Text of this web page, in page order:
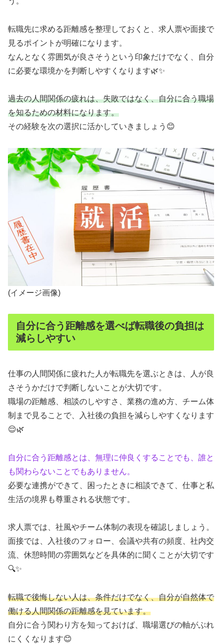
転職先に求める距離感を整理しておくと、求人票や面接で
見るポイントが明確になります。
なんとなく雰囲気が良さそうという印象だけでなく、自分
に必要な環境かを判断しやすくなります🌿✨
過去の人間関係の疲れは、失敗ではなく、自分に合う職場
を知るための材料になります。
その経験を次の選択に活かしていきましょう😊
(イメージ画像)
自分に合う距離感を選べば転職後の負担は
減らしやすい
仕事の人間関係に疲れた人が転職先を選ぶときは、人が良
さそうかだけで判断しないことが大切です。
職場の距離感、相談のしやすさ、業務の進め方、チーム体
制まで見ることで、入社後の負担を減らしやすくなります
😌🌿
自分に合う距離感とは、無理に仲良くすることでも、誰と
も関わらないことでもありません。
必要な連携ができて、困ったときに相談できて、仕事と私
生活の境界も尊重される状態です。
求人票では、社風やチーム体制の表現を確認しましょう。
面接では、入社後のフォロー、会議や共有の頻度、社内交
流、休憩時間の雰囲気などを具体的に聞くことが大切です
🔍✨
転職で後悔しない人は、条件だけでなく、自分が自然体で
働ける人間関係の距離感を見ています。
自分に合う関わり方を知っておけば、職場選びの軸がぶれ
にくくなります😊